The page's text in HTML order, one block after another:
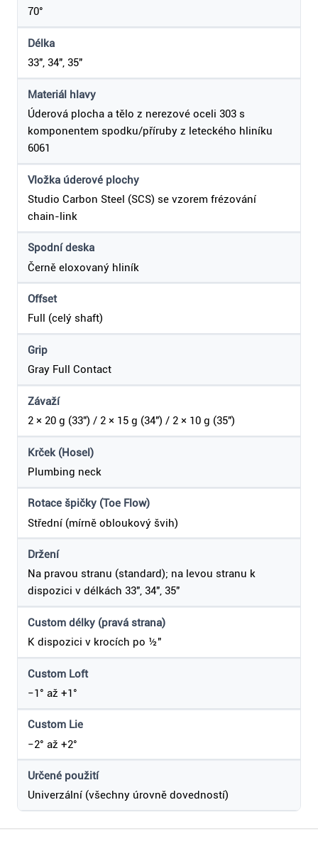
70°
Délka
33", 34", 35"
Materiál hlavy
Úderová plocha a tělo z nerezové oceli 303 s
komponentem spodku/příruby z leteckého hliníku
6061
Vložka úderové plochy
Studio Carbon Steel (SCS) se vzorem frézování
chain-link
Spodní deska
Černě eloxovaný hliník
Offset
Full (celý shaft)
Grip
Gray Full Contact
Závaží
2 × 20 g (33") / 2 × 15 g (34") / 2 × 10 g (35")
Krček (Hosel)
Plumbing neck
Rotace špičky (Toe Flow)
Střední (mírně obloukový švih)
Držení
Na pravou stranu (standard); na levou stranu k
dispozici v délkách 33", 34", 35"
Custom délky (pravá strana)
K dispozici v krocích po ½"
Custom Loft
−1° až +1°
Custom Lie
−2° až +2°
Určené použití
Univerzální (všechny úrovně dovedností)